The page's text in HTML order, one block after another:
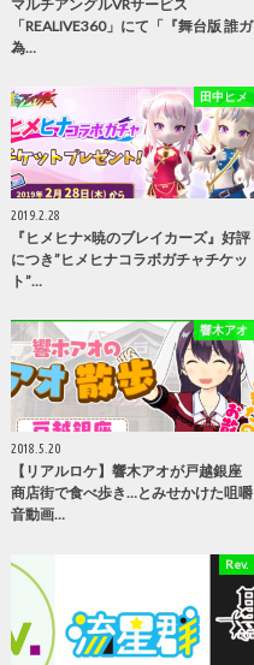
マルチアングルVRサービス
「REALIVE360」にて「『舞台版 誰ガ
為…
田中ヒメ
2019.2.28
『ヒメヒナ×暁のブレイカーズ』好評
につき”ヒメヒナコラボガチャチケッ
ト”…
響木アオ
2018.5.20
【リアルロケ】響木アオが戸越銀座
商店街で食べ歩き…とみせかけた咀嚼
音動画…
Rev.